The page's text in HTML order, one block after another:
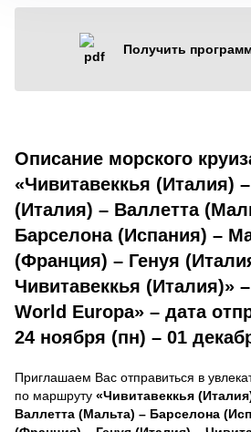
Получить
Описание морского
«Чивитавеккья (Италия)
(Италия) – Валлетта
Барселона (Испания) –
(Франция) – Генуя
Чивитавеккья (Италия)»
World Europa» – дата
24 ноября (пн) – 01
Приглашаем Вас отправиться в
по маршруту «Чивитавеккья
Валлетта (Мальта) – Барселона